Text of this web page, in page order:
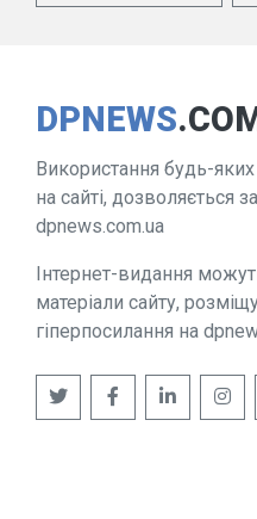
DPNEWS
Використання будь-
на сайті, дозволяється
dpnews.com.ua
Інтернет-видання
матеріали сайту,
гіперпосилання на